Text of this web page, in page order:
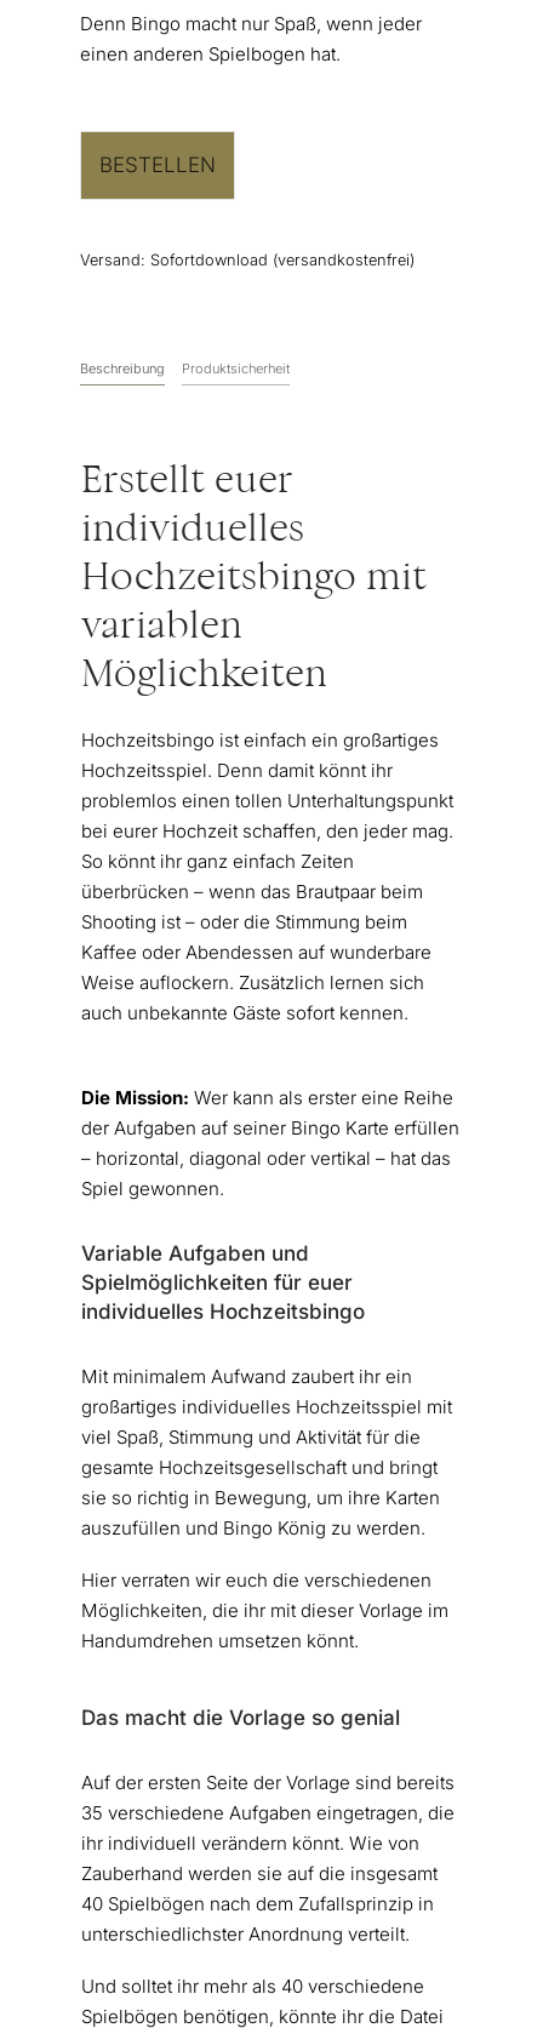
Denn Bingo macht nur Spaß, wenn jeder
einen anderen Spielbogen hat.
BESTELLEN
Versand: Sofortdownload (versandkostenfrei)
Beschreibung Produktsicherheit
Erstellt euer
individuelles
Hochzeitsbingo mit
variablen
Möglichkeiten
Hochzeitsbingo ist einfach ein großartiges
Hochzeitsspiel. Denn damit könnt ihr
problemlos einen tollen Unterhaltungspunkt
bei eurer Hochzeit schaffen, den jeder mag.
So könnt ihr ganz einfach Zeiten
überbrücken – wenn das Brautpaar beim
Shooting ist – oder die Stimmung beim
Kaffee oder Abendessen auf wunderbare
Weise auflockern. Zusätzlich lernen sich
auch unbekannte Gäste sofort kennen.
Die Mission: Wer kann als erster eine Reihe
der Aufgaben auf seiner Bingo Karte erfüllen
– horizontal, diagonal oder vertikal – hat das
Spiel gewonnen.
Variable Aufgaben und
Spielmöglichkeiten für euer
individuelles Hochzeitsbingo
Mit minimalem Aufwand zaubert ihr ein
großartiges individuelles Hochzeitsspiel mit
viel Spaß, Stimmung und Aktivität für die
gesamte Hochzeitsgesellschaft und bringt
sie so richtig in Bewegung, um ihre Karten
auszufüllen und Bingo König zu werden.
Hier verraten wir euch die verschiedenen
Möglichkeiten, die ihr mit dieser Vorlage im
Handumdrehen umsetzen könnt.
Das macht die Vorlage so genial
Auf der ersten Seite der Vorlage sind bereits
35 verschiedene Aufgaben eingetragen, die
ihr individuell verändern könnt. Wie von
Zauberhand werden sie auf die insgesamt
40 Spielbögen nach dem Zufallsprinzip in
unterschiedlichster Anordnung verteilt.
Und solltet ihr mehr als 40 verschiedene
Spielbögen benötigen, könnte ihr die Datei